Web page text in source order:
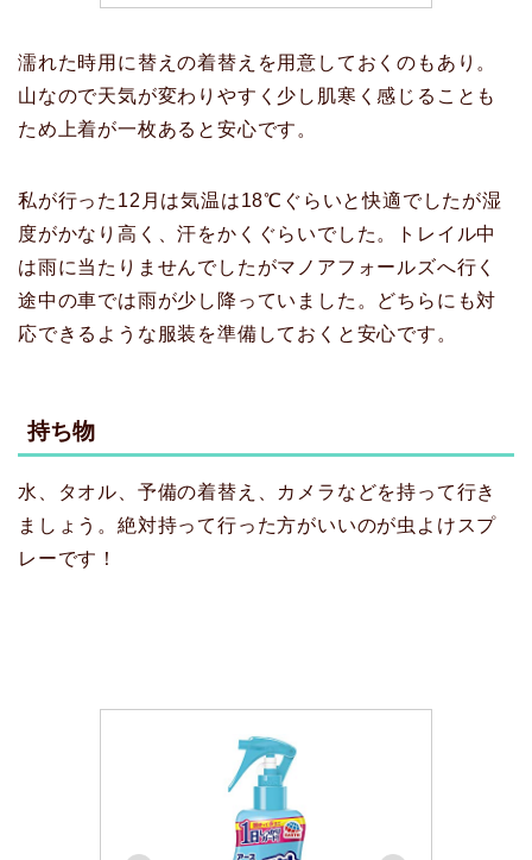
濡れた時用に替えの着替えを用意しておくのもあり。
山なので天気が変わりやすく少し肌寒く感じることも
ため上着が一枚あると安心です。
私が行った12月は気温は18℃ぐらいと快適でしたが湿
度がかなり高く、汗をかくぐらいでした。トレイル中
は雨に当たりませんでしたがマノアフォールズへ行く
途中の車では雨が少し降っていました。どちらにも対
応できるような服装を準備しておくと安心です。
持ち物
水、タオル、予備の着替え、カメラなどを持って行き
ましょう。絶対持って行った方がいいのが虫よけスプ
レーです！